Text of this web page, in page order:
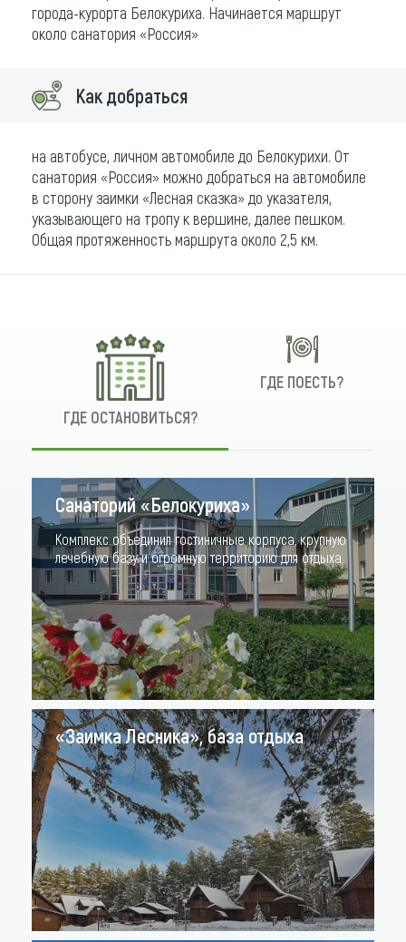
города-курорта Белокуриха. Начинается маршрут
около санатория «Россия»
Как добраться
на автобусе, личном автомобиле до Белокурихи. От
санатория «Россия» можно добраться на автомобиле
в сторону заимки «Лесная сказка» до указателя,
указывающего на тропу к вершине, далее пешком.
Общая протяженность маршрута около 2,5 км.
ГДЕ ОСТАНОВИТЬСЯ?
ГДЕ ПОЕСТЬ?
Санаторий «Белокуриха»
Комплекс объединил гостиничные корпуса, крупную
лечебную базу и огромную территорию для отдыха.
«Заимка Лесника», база отдыха